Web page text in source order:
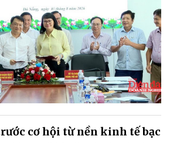
cơ hội từ nền kinh tế bạc